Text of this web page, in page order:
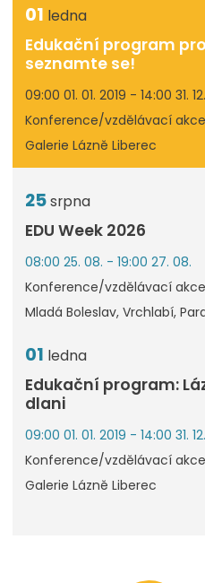
01 ledna
Edukační program
seznamte se!
09:00 01. 01. 2019 - 14:00 31.
Konference/vzdělávací akce
Galerie Lázně Liberec
25srpna
EDU Week 2026
08:00 25. 08. - 19:00 27. 08.
Konference/vzdělávací akce
Mladá Boleslav, Vrchlabí,
01 ledna
Edukační program:
dlani
09:00 01. 01. 2019 - 14:00 31.
Konference/vzdělávací akce
Galerie Lázně Liberec